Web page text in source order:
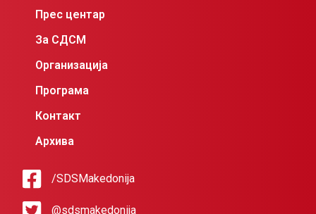
Прес центар
За СДСМ
Организација
Програма
Контакт
Архива
/SDSMakedonija
@sdsmakedonija